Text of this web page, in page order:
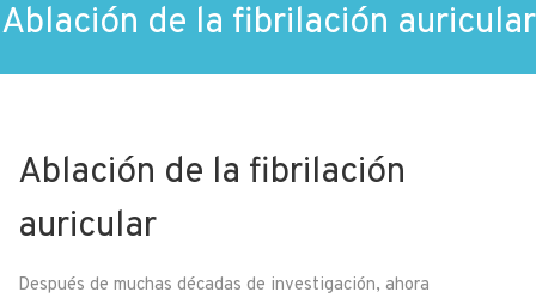
Ablación de la fibrilación auricular
Ablación de la fibrilación
auricular
Después de muchas décadas de investigación, ahora